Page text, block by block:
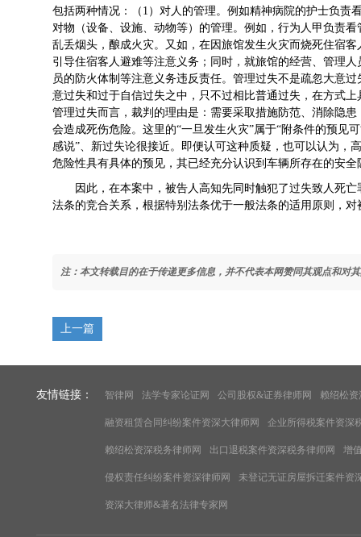
包括两种情况：（1）对人的管理。例如精神病院的护士负责
对物（设备、设施、动物等）的管理。例如，行为人甲负责
乱丢烟头，酿成火灾。又如，在因旅馆发生火灾而烧死住宿
引导住宿客人避难等注意义务；同时，就旅馆的经营、管理
员的防火体制等注意义务违反责任。管理过失不是疏忽大意
意过失和过于自信过失之中，只不过相比普通过失，在方式
管理过失而言，裁判的理由是：需要采取措施防范、消除隐
会造成死伤危险。这里的“一旦发生火灾”属于“附条件的预见
感说”、新过失论很接近。即便认可这种质疑，也可以认为，
危险性具有具体的预见，其已经充分认识到车辆所存在的安
因此，在本案中，被告人高知先同时触犯了过失致人死
法条的竞合关系，根据特别法条优于一般法条的适用原则，
注：本文转载目的在于传递更多信息，并不代表本网赞同其观点和对
上一篇
友情链接： 智律网 法学专家论证网 公司股权&证券律师网 赖绍松资
融资租赁合同纠纷案件资深大律师网 企业所得税案件资深
赖绍松资深税务律师网 出口退税案件资深税务律师网 增
侵权责任纠纷案件资深律师网 未登记无证房屋拆迁案件资
资深大律师&著名法律专家网